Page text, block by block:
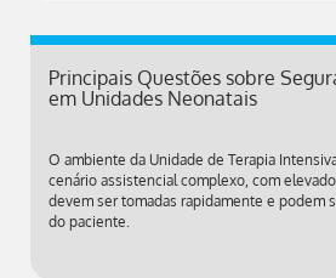
Principais Questões sobre
em Unidades Neonatais
O ambiente da Unidade de Terapia
cenário assistencial complexo, com
devem ser tomadas rapidamente e podem
do paciente.